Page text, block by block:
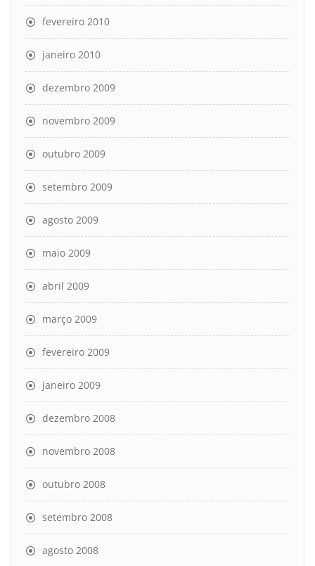
fevereiro 2010
janeiro 2010
dezembro 2009
novembro 2009
outubro 2009
setembro 2009
agosto 2009
maio 2009
abril 2009
março 2009
fevereiro 2009
janeiro 2009
dezembro 2008
novembro 2008
outubro 2008
setembro 2008
agosto 2008